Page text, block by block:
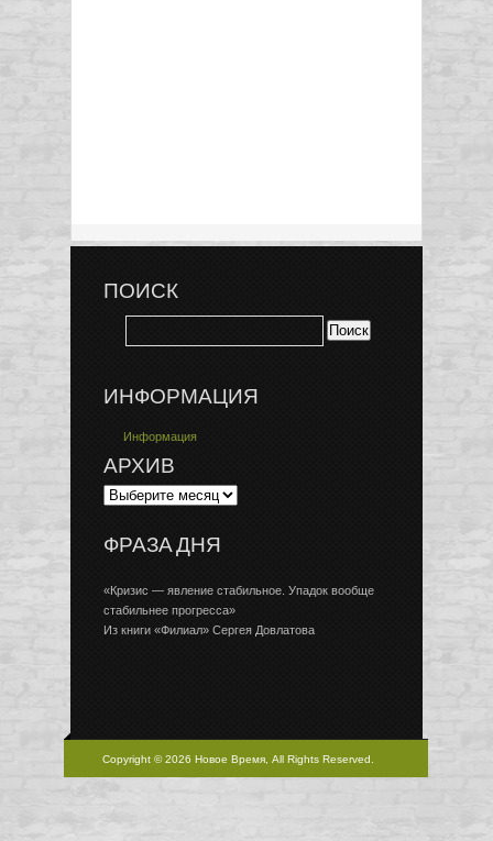
ПОИСК
ИНФОРМАЦИЯ
Информация
АРХИВ
ФРАЗА ДНЯ
«Кризис — явление стабильное. Упадок вообще
стабильнее прогресса»
Из книги «Филиал» Сергея Довлатова
Copyright © 2026 Новое Время, All Rights Reserved.